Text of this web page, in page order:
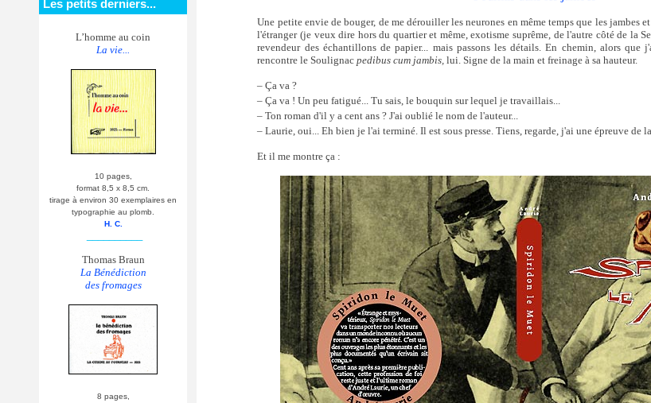
Les petits derniers...
L’homme au coin
La vie...
10 pages,
format 8,5 x 8,5 cm.
tirage à environ 30 exemplaires en
typographie au plomb.
H. C.
Thomas Braun
La Bénédiction
des fromages
8 pages,
Une petite envie de bouger, de me dérouiller les neurones en même temps que les jambes
l'étranger (je veux dire hors du quartier et même, exotisme suprême, de l'autre côté de la
revendeur des échantillons de papier... mais passons les détails. En chemin, alors
rencontre le Soulignacpedibus cum jambis, lui. Signe de la main et freinage à sa hauteur.
– Ça va ?
– Ça va ! Un peu fatigué... Tu sais, le bouquin sur lequel je travaillais...
– Ton roman d'il y a cent ans ? J'ai oublié le nom de l'auteur...
– Laurie, oui... Eh bien je l'ai terminé. Il est sous presse. Tiens, regarde, j'ai une épreuve de la
Et il me montre ça :